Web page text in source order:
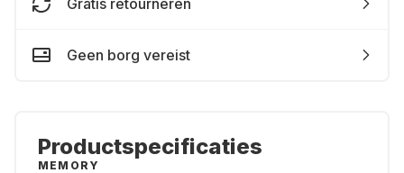
Gratis retourneren
Geen borg vereist
Productspecificaties
MEMORY